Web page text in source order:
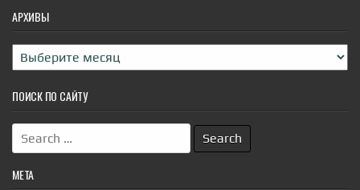
АРХИВЫ
Архивы
ПОИСК ПО САЙТУ
Search
for:
МЕТА